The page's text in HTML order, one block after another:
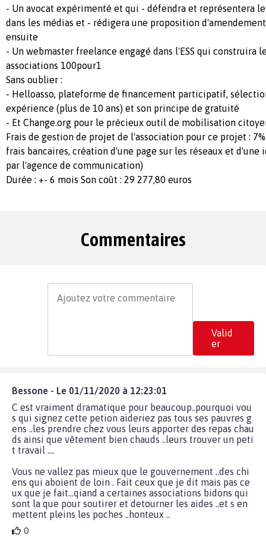
- Un avocat expérimenté et qui - défendra et représentera
dans les médias et - rédigera une proposition
ensuite
- Un webmaster freelance engagé dans l'ESS qui construira
associations 100pour1
Sans oublier :
- Helloasso, plateforme de financement participatif,
expérience (plus de 10 ans) et son principe de gratuité
- Et Change.org pour le précieux outil de mobilisation
Frais de gestion de projet de l'association pour ce projet :
frais bancaires, création d'une page sur les réseaux et
par l'agence de communication)
Durée : +- 6 mois Son coût : 29 277,80 euros
Commentaires
Valid
er
Bessone - Le 01/11/2020 à 12:23:01
C est vraiment dramatique pour beaucoup..pourquoi vou
s qui signez cette petion aideriez pas tous ses pauvres g
ens ..les prendre chez vous leurs apporter des repas chau
ds ainsi que vêtement bien chauds ..leurs trouver un peti
t travail ....
Vous ne vallez pas mieux que le gouvernement ..des chi
ens qui aboient de loin . Fait ceux que je dit mais pas ce
ux que je fait...qiand a certaines associations bidons qui
sont la que pour soutirer et detourner les aides ..et s en
mettent pleins les poches ..honteux ..
0